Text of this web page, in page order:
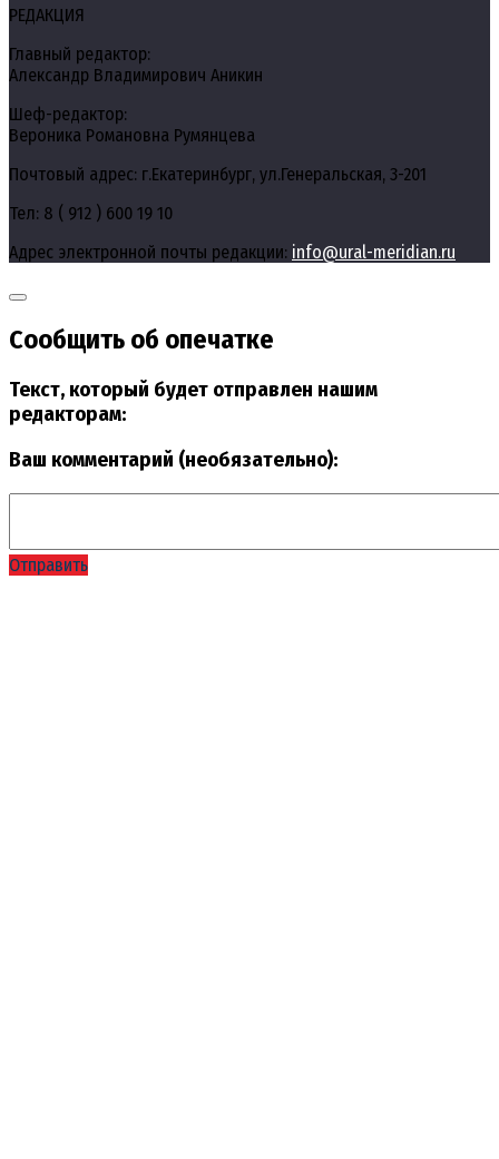
РЕДАКЦИЯ
Главный редактор:
Александр Владимирович Аникин
Шеф-редактор:
Вероника Романовна Румянцева
Почтовый адрес: г.Екатеринбург, ул.Генеральская, 3-201
Тел: 8 ( 912 ) 600 19 10
Адрес электронной почты редакции: info@ural-meridian.ru
Сообщить об опечатке
Текст, который будет отправлен нашим
редакторам:
Ваш комментарий (необязательно):
Отправить